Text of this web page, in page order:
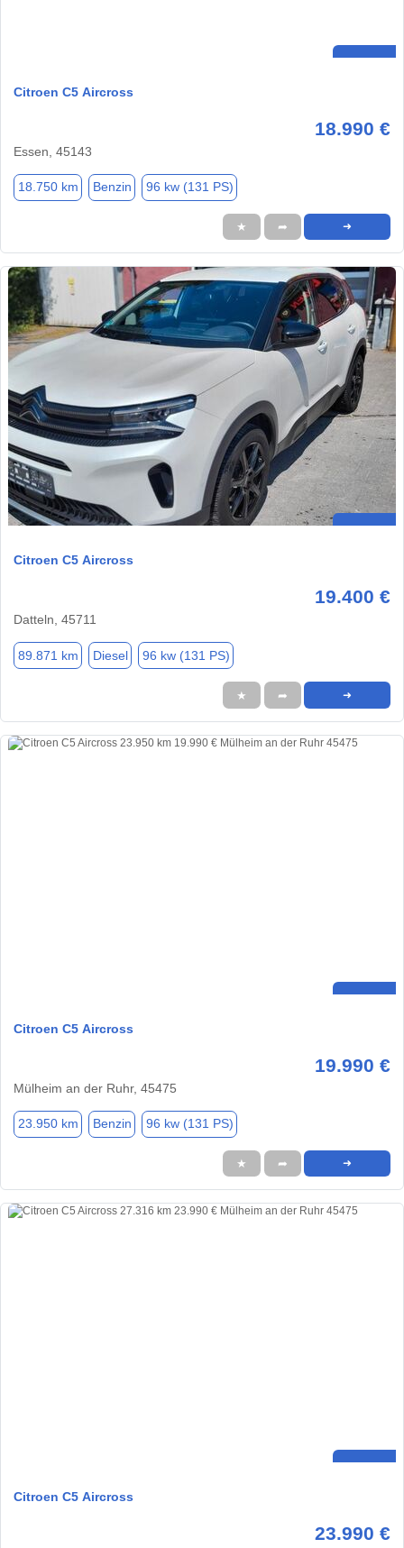
Citroen C5 Aircross
18.990 €
Essen, 45143
18.750 km Benzin 96 kw (131 PS)
★ ➦ ➜
Citroen C5 Aircross
19.400 €
Datteln, 45711
89.871 km Diesel 96 kw (131 PS)
★ ➦ ➜
Citroen C5 Aircross
19.990 €
Mülheim an der Ruhr, 45475
23.950 km Benzin 96 kw (131 PS)
★ ➦ ➜
Citroen C5 Aircross
23.990 €